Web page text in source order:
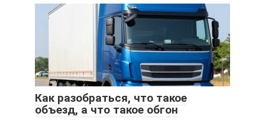
Как разобраться, что такое
объезд, а что такое обгон